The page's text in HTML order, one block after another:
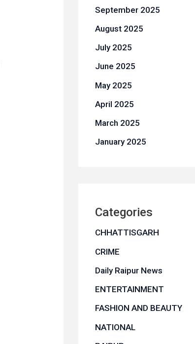
September 2025
August 2025
July 2025
June 2025
May 2025
April 2025
March 2025
January 2025
Categories
CHHATTISGARH
CRIME
Daily Raipur News
ENTERTAINMENT
FASHION AND BEAUTY
NATIONAL